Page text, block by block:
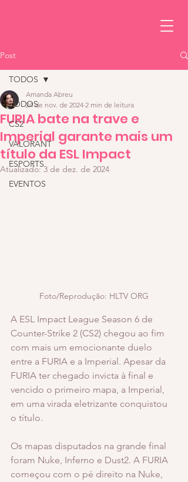
Post
TODOS
CS2
VALORANT
ESPORTS
EVENTOS
TODOS
FURIA bate na trave e
Imperial garante mais um
título da ESL Impact
Amanda Abreu
24 de nov. de 2024 2 min de leitura
Atualizado:3 de dez. de 2024
Foto/Reprodução: HLTV ORG
A ESL Impact League Season 6 de
Counter-Strike 2 (CS2) chegou ao fim
com mais um emocionante duelo
entre a FURIA e a Imperial. Apesar da
FURIA ter chegado invicta à final e
vencido o primeiro mapa, a Imperial,
em uma virada eletrizante conquistou
o título.
Os mapas disputados na grande final
foram Nuke, Inferno e Dust2. A FURIA
começou com o pé direito na Nuke,